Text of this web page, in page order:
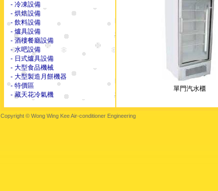
- 冷凍設備
- 烘焙設備
- 飲料設備
- 爐具設備
- 酒樓餐廳設備
- 水吧設備
- 日式爐具設備
- 大型食品機械
- 大型製造月餅機器
- 特價區
- 藏天花冷氣機
單門汽水櫃
Copyright © Wong Wing Kee Air-conditioner Engineering